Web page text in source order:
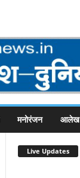
मनोरंजन आलेख
Live Updates